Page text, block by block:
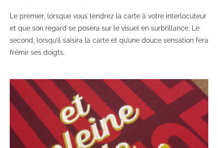
Le premier, lorsque vous tendrez la carte à votre interlocuteur
et que son regard se posera sur le visuel en surbrillance. Le
second, lorsqu’il saisira la carte et qu’une douce sensation fera
frémir ses doigts.